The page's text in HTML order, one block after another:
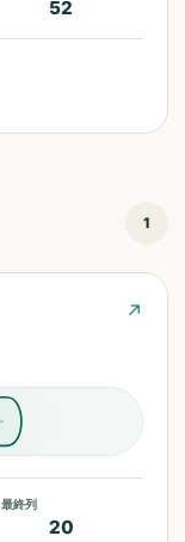
52
1
↗
最終列
20